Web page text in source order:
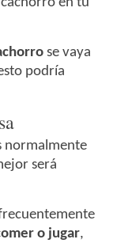
se vaya
podría
normalmente
será
o jugar,